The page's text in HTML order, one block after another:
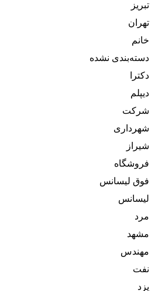
تبریز
تهران
خانم
دسته‌بندی نشده
دکترا
دیپلم
شرکت
شهرداری
شیراز
فروشگاه
فوق لیسانس
لیسانس
مرد
مشهد
مهندس
نفت
یزد